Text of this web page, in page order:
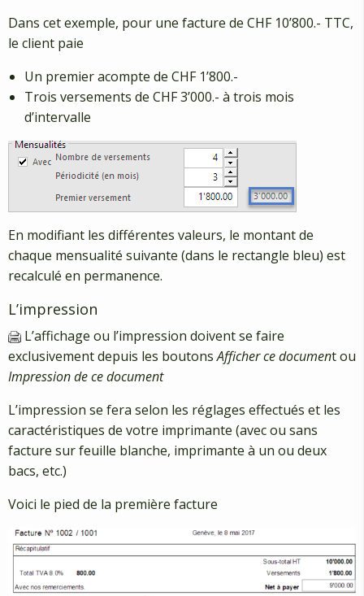
Dans cet exemple, pour une facture de CHF 10’800.- TTC,
le client paie
Un premier acompte de CHF 1’800.-
Trois versements de CHF 3’000.- à trois mois
d’intervalle
En modifiant les différentes valeurs, le montant de
chaque mensualité suivante (dans le rectangle bleu) est
recalculé en permanence.
L’impression
L’affichage ou l’impression doivent se faire
exclusivement depuis les boutonsAfficher ce document ou
Impression de ce document
L’impression se fera selon les réglages effectués et les
caractéristiques de votre imprimante (avec ou sans
facture sur feuille blanche, imprimante à un ou deux
bacs, etc.)
Voici le pied de la première facture